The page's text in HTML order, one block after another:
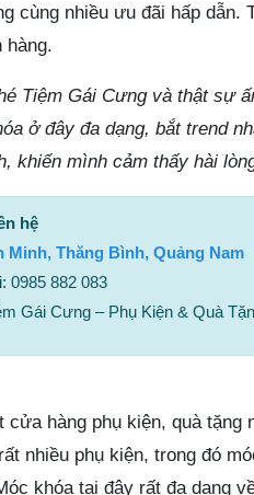
cùng nhiều ưu đãi hấp
hàng.
Tiệm Gái Cưng và thật sự
ở đây đa dạng, bắt trend
khiến mình cảm thấy hài
hệ
Minh, Thăng Bình, Quảng Nam
0985 882 083
Gái Cưng – Phụ Kiện & Quà
cửa hàng phụ kiện, quà
nhiều phụ kiện, trong đó
khóa tại đây rất đa dạng